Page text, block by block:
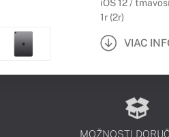
iOS 12 /
1r (2r)
VIAC
MOŽNOSTI